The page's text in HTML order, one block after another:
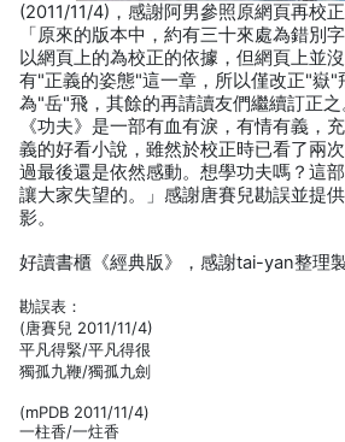
(2011/11/4)，感謝阿男參照原網頁再校正
「原來的版本中，約有三十來處為錯別
以網頁上的為校正的依據，但網頁上並沒
有"正義的姿態"這一章，所以僅改正"嶽"
為"岳"飛，其餘的再請讀友們繼續訂正之
《功夫》是一部有血有淚，有情有義，
義的好看小說，雖然於校正時已看了兩
過最後還是依然感動。想學功夫嗎？這
讓大家失望的。」感謝唐賽兒勘誤並提
影。
好讀書櫃《經典版》，感謝tai-yan整理製
勘誤表：
(唐賽兒 2011/11/4)
平凡得緊/平凡得很
獨孤九鞭/獨孤九劍
(mPDB 2011/11/4)
一柱香/一炷香